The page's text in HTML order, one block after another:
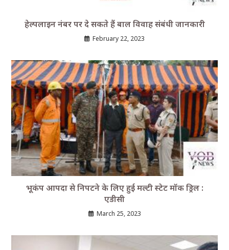
हेल्पलाइन नंबर पर दे सकते हैं बाल विवाह संबंधी जानकारी
February 22, 2023
भूकंप आपदा से निपटने के लिए हुई मल्टी स्टेट मॉक ड्रिल :
एडीसी
March 25, 2023